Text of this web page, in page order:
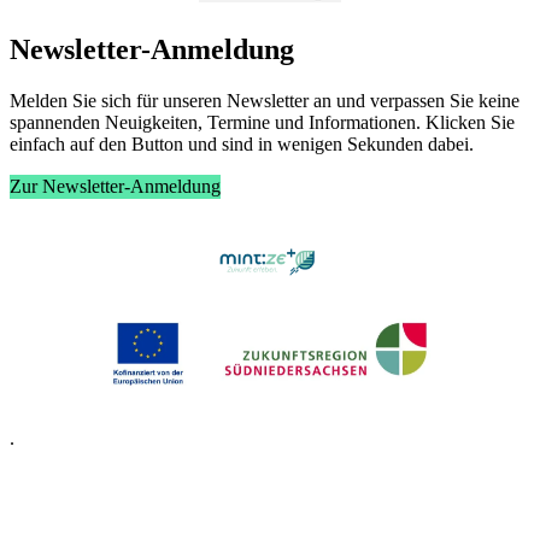
News­let­ter-An­mel­dung
Mel­den Sie sich für un­se­ren News­let­ter an und ver­pas­sen Sie kei­ne
span­nen­den Neu­ig­kei­ten, Ter­mi­ne und In­for­ma­tio­nen. Kli­cken Sie
ein­fach auf den But­ton und sind in we­ni­gen Se­kun­den da­bei.
Zur Newsletter-Anmeldung
.